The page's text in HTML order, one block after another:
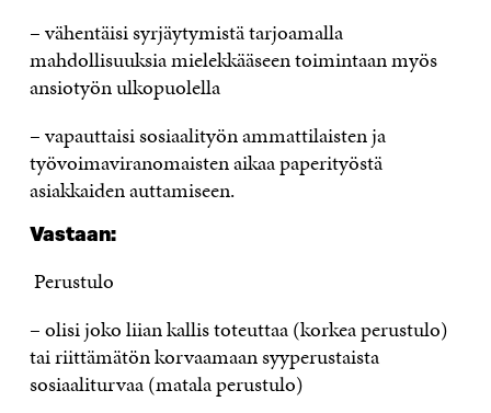
– vähentäisi syrjäytymistä tarjoamalla
mahdollisuuksia mielekkääseen toimintaan myös
ansiotyön ulkopuolella
– vapauttaisi sosiaalityön ammattilaisten ja
työvoimaviranomaisten aikaa paperityöstä
asiakkaiden auttamiseen.
Vastaan:
Perustulo
– olisi joko liian kallis toteuttaa (korkea perustulo)
tai riittämätön korvaamaan syyperustaista
sosiaaliturvaa (matala perustulo)